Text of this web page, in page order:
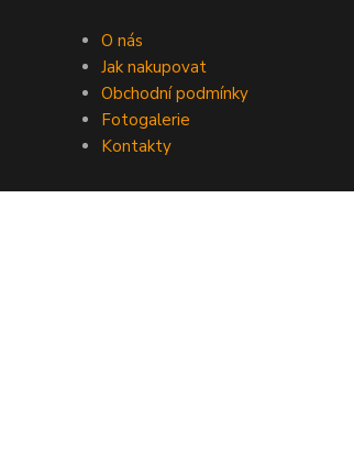
O nás
Jak nakupovat
Obchodní podmínky
Fotogalerie
Kontakty